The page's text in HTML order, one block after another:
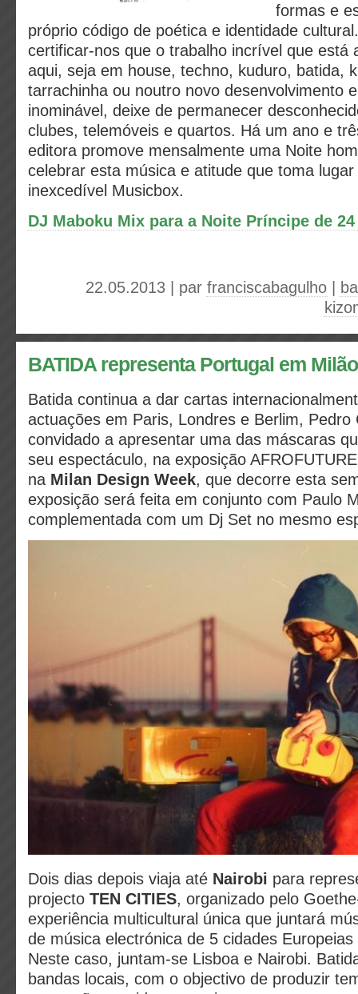
formas e
próprio código de poética e identidade
certificar-nos que o trabalho incrível que está
aqui, seja em house, techno, kuduro, batida,
tarrachinha ou noutro novo desenvolvimento
inominável, deixe de permanecer
clubes, telemóveis e quartos. Há um ano e
editora promove mensalmente uma Noite
celebrar esta música e atitude que toma
inexcedível Musicbox.
DJ Maboku Mix para a Noite Príncipe de
22.05.2013 | par franciscabagulho
BATIDA representa Portugal em
Batida continua a dar cartas
actuações em Paris, Londres e Berlim, Pedro
convidado a apresentar uma das máscaras
seu espectáculo, na exposição
na Milan Design Week, que decorre esta
exposição será feita em conjunto com Paulo
complementada com um Dj Set no mesmo
Dois dias depois viaja até Nairobi para
projecto TEN CITIES, organizado pelo
experiência multicultural única que juntará
de música electrónica de 5 cidades
Neste caso, juntam-se Lisboa e Nairobi.
bandas locais, com o objectivo de produzir